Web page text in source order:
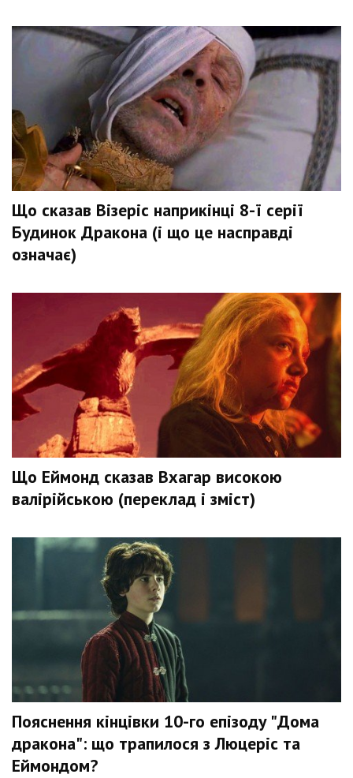
Що сказав Візеріс наприкінці 8-ї серії
Будинок Дракона (і що це насправді
означає)
Що Еймонд сказав Вхагар високою
валірійською (переклад і зміст)
Пояснення кінцівки 10-го епізоду "Дома
дракона": що трапилося з Люцеріс та
Еймондом?